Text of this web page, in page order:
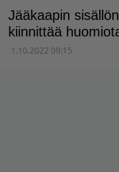
Jääkaapin
kiinnittää
1.10.2022 09:15